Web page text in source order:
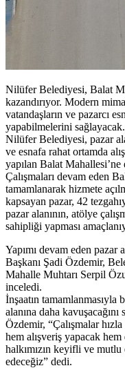
Nilüfer Belediyesi, Balat
kazandırıyor. Modern
vatandaşların ve pazarcı
yapabilmelerini sağlayacak.
Nilüfer Belediyesi, pazar
ve esnafa rahat ortamda
yapılan Balat Mahallesi’ne
Çalışmaları devam eden
tamamlanarak hizmete
kapsayan pazar, 42
pazar alanının, atölye
sahipliği yapması
Yapımı devam eden
Başkanı Şadi Özdemir,
Mahalle Muhtarı Serpil
inceledi.
İnşaatın
alanına daha
Özdemir, “Çalışmalar
hem alışveriş yapacak
halkımızın keyifli ve
edeceğiz” dedi.